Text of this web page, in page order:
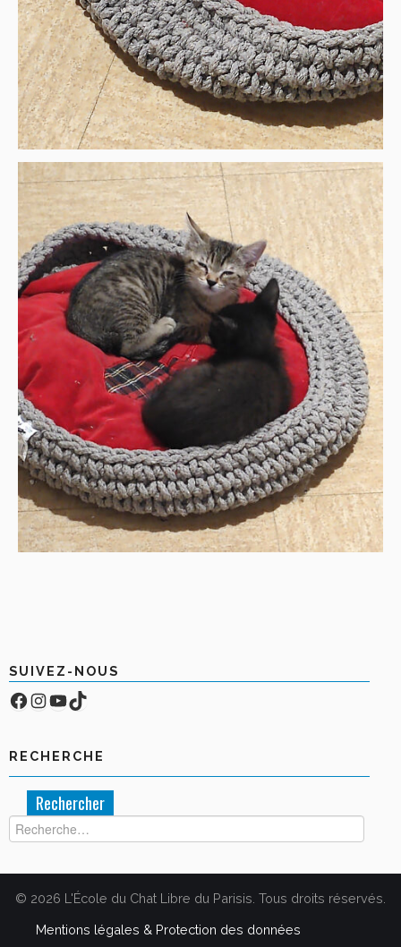
SUIVEZ-NOUS
Facebook
Compte Instagram
YouTube
TikTok
RECHERCHE
Rechercher :
© 2026 L'École du Chat Libre du Parisis. Tous droits réservés.
Mentions légales & Protection des données